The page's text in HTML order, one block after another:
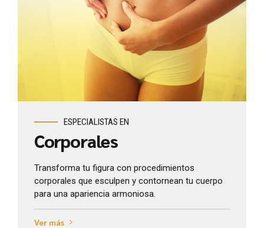
ESPECIALISTAS EN
Corporales
Transforma tu figura con procedimientos
corporales que esculpen y contornean tu cuerpo
para una apariencia armoniosa.
Ver más